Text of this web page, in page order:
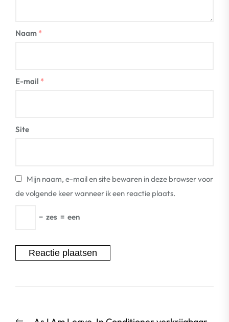
Naam *
E-mail *
Site
Mijn naam, e-mail en site bewaren in deze browser voor
de volgende keer wanneer ik een reactie plaats.
− zes = een